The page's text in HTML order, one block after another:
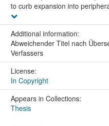
to curb expansion into
Additional information:
Abweichender Titel nach
Verfassers
License:
In Copyright
Appears in Collections:
Thesis